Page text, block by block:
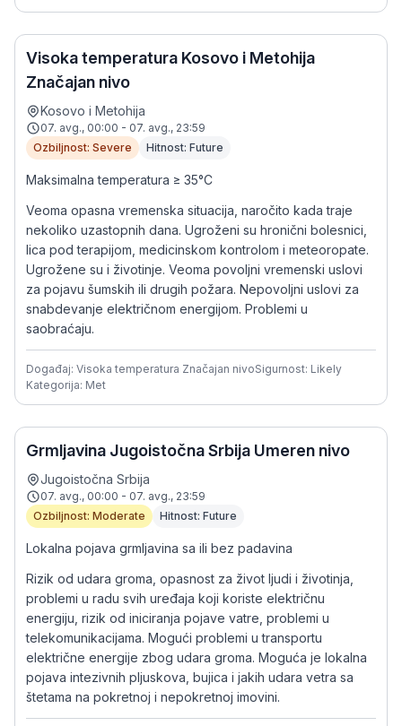
Visoka temperatura Kosovo i Metohija
Značajan nivo
Kosovo i Metohija
07. avg., 00:00 - 07. avg., 23:59
Ozbiljnost: Severe
Hitnost: Future
Maksimalna temperatura ≥ 35°C
Veoma opasna vremenska situacija, naročito kada traje
nekoliko uzastopnih dana. Ugroženi su hronični bolesnici,
lica pod terapijom, medicinskom kontrolom i meteoropate.
Ugrožene su i životinje. Veoma povoljni vremenski uslovi
za pojavu šumskih ili drugih požara. Nepovoljni uslovi za
snabdevanje električnom energijom. Problemi u
saobraćaju.
Događaj: Visoka temperatura Značajan nivoSigurnost: Likely
Kategorija: Met
Grmljavina Jugoistočna Srbija Umeren nivo
Jugoistočna Srbija
07. avg., 00:00 - 07. avg., 23:59
Ozbiljnost: Moderate
Hitnost: Future
Lokalna pojava grmljavina sa ili bez padavina
Rizik od udara groma, opasnost za život ljudi i životinja,
problemi u radu svih uređaja koji koriste električnu
energiju, rizik od iniciranja pojave vatre, problemi u
telekomunikacijama. Mogući problemi u transportu
električne energije zbog udara groma. Moguća je lokalna
pojava intezivnih pljuskova, bujica i jakih udara vetra sa
štetama na pokretnoj i nepokretnoj imovini.